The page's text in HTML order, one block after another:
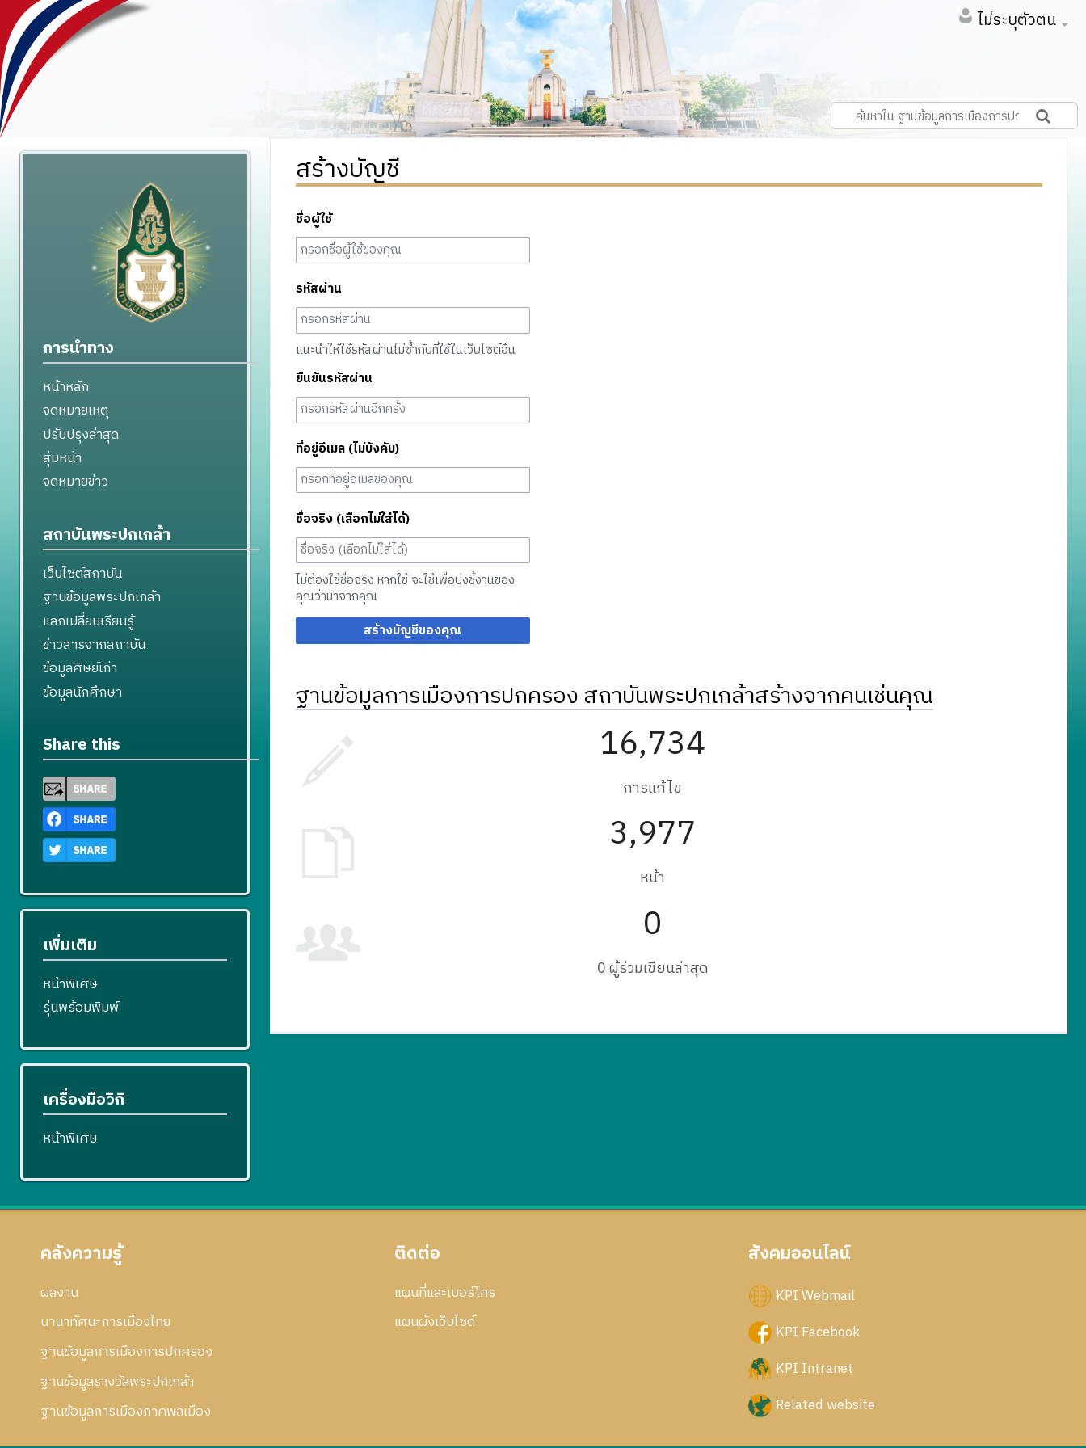
ไม่ระบุตัวตน
สร้างบัญชี
ชื่อผู้ใช้
รหัสผ่าน
แนะนำให้ใช้รหัสผ่านไม่ซ้ำกับที่ใช้ในเว็บไซต์อื่น
ยืนยันรหัสผ่าน
ที่อยู่อีเมล (ไม่บังคับ)
ชื่อจริง (เลือกไม่ใส่ได้)
ไม่ต้องใช้ชื่อจริง หากใช้ จะใช้เพื่อบ่งชี้งานของ
คุณว่ามาจากคุณ
สร้างบัญชีของคุณ
ฐานข้อมูลการเมืองการปกครอง สถาบันพระปกเกล้าสร้างจากคนเช่นคุณ
16,734
การแก้ไข
3,977
หน้า
0
0 ผู้ร่วมเขียนล่าสุด
การนำทาง
หน้าหลัก
จดหมายเหตุ
ปรับปรุงล่าสุด
สุ่มหน้า
จดหมายข่าว
สถาบันพระปกเกล้า
เว็บไซต์สถาบัน
ฐานข้อมูลพระปกเกล้า
แลกเปลี่ยนเรียนรู้
ข่าวสารจากสถาบัน
ข้อมูลศิษย์เก่า
ข้อมูลนักศึกษา
Share this
เพิ่มเติม
หน้าพิเศษ
รุ่นพร้อมพิมพ์
เครื่องมือวิกิ
หน้าพิเศษ
คลังความรู้
ผลงาน
นานาทัศนะการเมืองไทย
ฐานข้อมูลการเมืองการปกครอง
ฐานข้อมูลรางวัลพระปกเกล้า
ฐานข้อมูลการเมืองภาคพลเมือง
ติดต่อ
แผนที่และเบอร์โทร
แผนผังเว็บไซด์
สังคมออนไลน์
KPI Webmail
KPI Facebook
KPI Intranet
Related website